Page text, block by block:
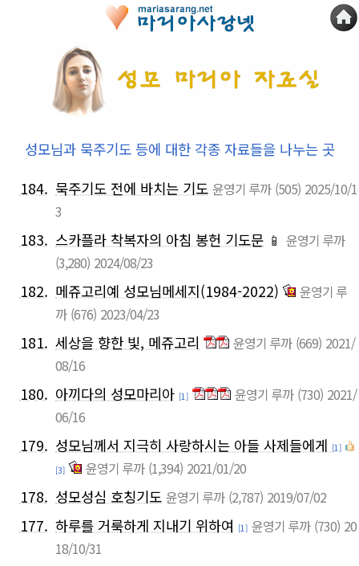
성모님과 묵주기도 등에 대한 각종 자료들을 나누는 곳
184. 묵주기도 전에 바치는 기도 윤영기 루까 (505) 2025/10/1
3
183. 스카플라 착복자의 아침 봉헌 기도문 📱 윤영기 루까
(3,280) 2024/08/23
182. 메쥬고리예 성모님메세지(1984-2022)
윤영기 루
까 (676) 2023/04/23
181. 세상을 향한 빛, 메쥬고리 윤영기 루까 (669) 2021/
08/16
180. 아끼다의 성모마리아 [1] 윤영기 루까 (730) 2021/
06/16
179. 성모님께서 지극히 사랑하시는 아들 사제들에게 [1]
[3]
윤영기 루까 (1,394) 2021/01/20
178. 성모성심 호칭기도 윤영기 루까 (2,787) 2019/07/02
177. 하루를 거룩하게 지내기 위하여 [1] 윤영기 루까 (730) 20
18/10/31